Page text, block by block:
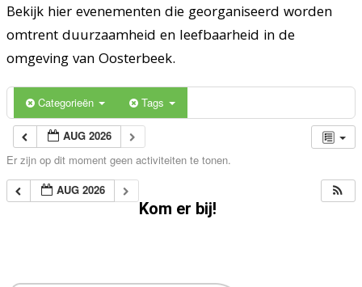
Bekijk hier evenementen die georganiseerd worden
omtrent duurzaamheid en leefbaarheid in de
omgeving van Oosterbeek.
Categorieën Tags
AUG 2026
Er zijn op dit moment geen activiteiten te tonen.
AUG 2026
Kom er bij!